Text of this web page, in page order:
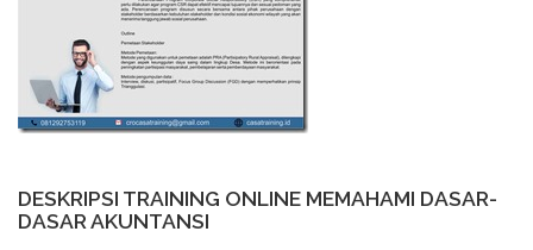
DESKRIPSI TRAINING ONLINE MEMAHAMI DASAR-
DASAR AKUNTANSI